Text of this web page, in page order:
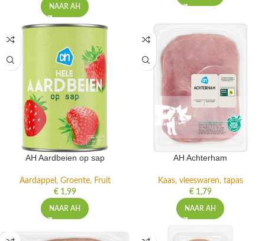
NAAR AH
AH Aardbeien op sap
Aardappel, Groente, Fruit
€1,99
NAAR AH
AH Achterham
Kaas, vleeswaren, tapas
€1,79
NAAR AH